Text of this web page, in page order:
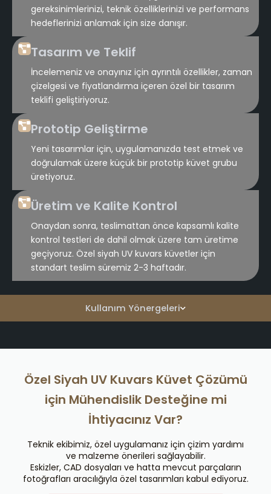
Kullanım Yönergeleri
gereksinimlerinizi, teknik özelliklerinizi ve performans
hedeflerinizi anlamak için size danışır.
Tasarım ve Teklif
İncelemeniz ve onayınız için ayrıntılı özellikler, zaman
çizelgesi ve fiyatlandırma içeren özel bir tasarım
teklifi geliştiriyoruz.
Prototip Geliştirme
Yeni tasarımlar için, uygulamanızda test etmek ve
doğrulamak üzere küçük bir prototip küvet grubu
üretiyoruz.
Üretim ve Kalite Kontrol
Onaydan sonra, teslimattan önce kapsamlı kalite
kontrol testleri de dahil olmak üzere tam üretime
geçiyoruz. Özel siyah UV kuvars küvetler için
standart teslim süremiz 2-3 haftadır.
Özel Siyah UV Kuvars Küvet Çözümü
için Mühendislik Desteğine mi
İhtiyacınız Var?
Teknik ekibimiz, özel uygulamanız için çizim yardımı
ve malzeme önerileri sağlayabilir.
Eskizler, CAD dosyaları ve hatta mevcut parçaların
fotoğrafları aracılığıyla özel tasarımları kabul ediyoruz.